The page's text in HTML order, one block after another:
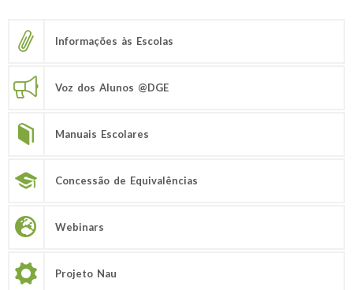
Informações às Escolas
Voz dos Alunos @DGE
Manuais Escolares
Concessão de Equivalências
Webinars
Projeto Nau